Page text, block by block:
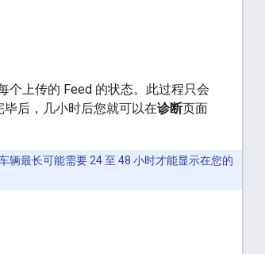
个上传的 Feed 的状态。此过程只会
后，几小时后您就可以在诊断页面
辆最长可能需要 24 至 48 小时才能显示在您的